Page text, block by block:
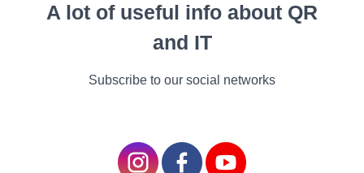
อัปเดตล่าสุด
A lot of useful info about QR
and IT
Subscribe to our social networks